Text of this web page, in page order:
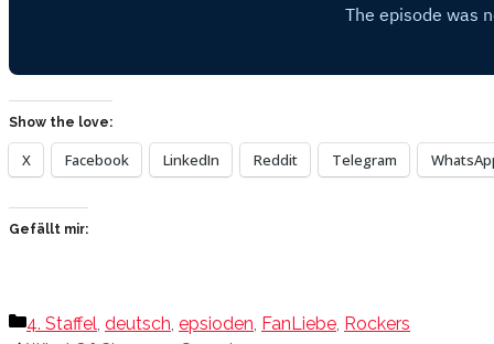
Show the love:
X Facebook LinkedIn Reddit Telegram
Gefällt mir:
Kategorien
4. Staffel, deutsch, epsioden, FanLiebe, Rockers